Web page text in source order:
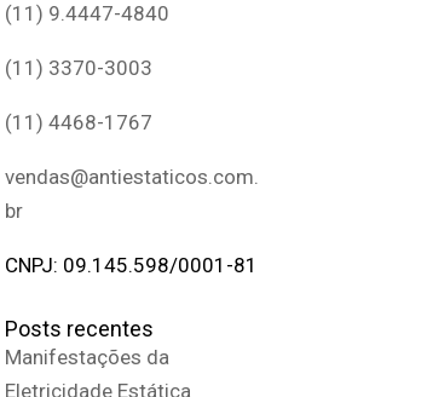
(11) 9.4447-4840
(11) 3370-3003
(11) 4468-1767
vendas@antiestaticos.com.
br
CNPJ: 09.145.598/0001-81
Posts recentes
Manifestações da
Eletricidade Estática